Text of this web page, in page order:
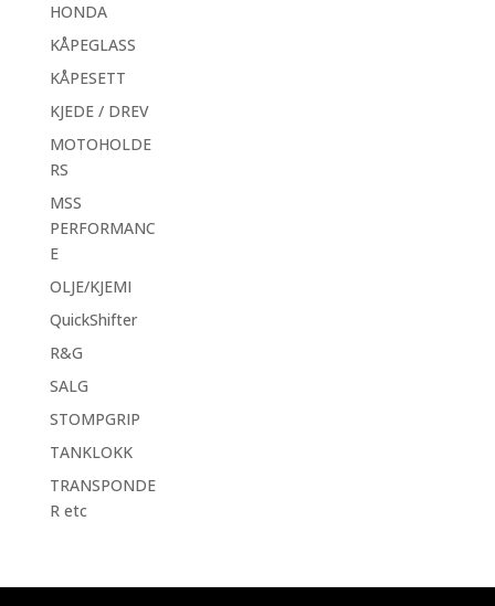
HONDA
KÅPEGLASS
KÅPESETT
KJEDE / DREV
MOTOHOLDE
RS
MSS
PERFORMANC
E
OLJE/KJEMI
QuickShifter
R&G
SALG
STOMPGRIP
TANKLOKK
TRANSPONDE
R etc